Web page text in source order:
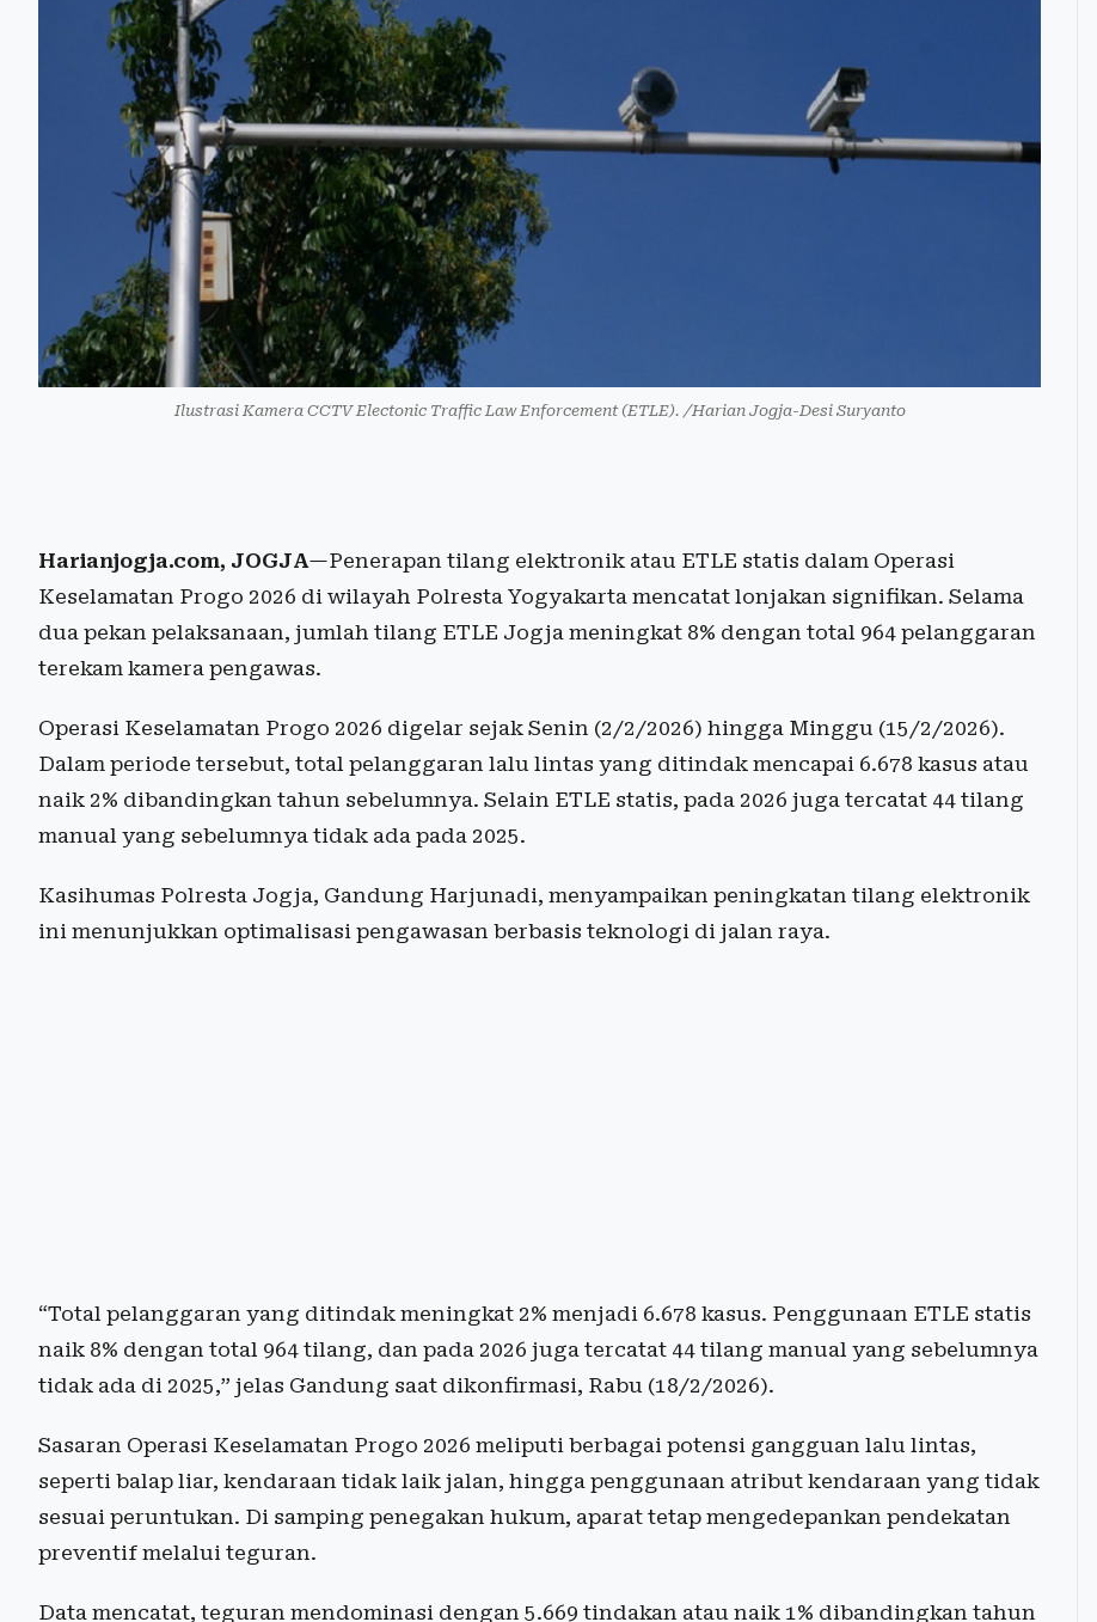
Ilustrasi Kamera CCTV Electonic Traffic Law Enforcement (ETLE). /Harian Jogja-Desi Suryanto
Harianjogja.com, JOGJA—Penerapan tilang elektronik atau ETLE statis dalam Operasi
Keselamatan Progo 2026 di wilayah Polresta Yogyakarta mencatat lonjakan signifikan. Selama
dua pekan pelaksanaan, jumlah tilang ETLE Jogja meningkat 8% dengan total 964 pelanggaran
terekam kamera pengawas.
Operasi Keselamatan Progo 2026 digelar sejak Senin (2/2/2026) hingga Minggu (15/2/2026).
Dalam periode tersebut, total pelanggaran lalu lintas yang ditindak mencapai 6.678 kasus atau
naik 2% dibandingkan tahun sebelumnya. Selain ETLE statis, pada 2026 juga tercatat 44 tilang
manual yang sebelumnya tidak ada pada 2025.
Kasihumas Polresta Jogja, Gandung Harjunadi, menyampaikan peningkatan tilang elektronik
ini menunjukkan optimalisasi pengawasan berbasis teknologi di jalan raya.
“Total pelanggaran yang ditindak meningkat 2% menjadi 6.678 kasus. Penggunaan ETLE statis
naik 8% dengan total 964 tilang, dan pada 2026 juga tercatat 44 tilang manual yang sebelumnya
tidak ada di 2025,” jelas Gandung saat dikonfirmasi, Rabu (18/2/2026).
Sasaran Operasi Keselamatan Progo 2026 meliputi berbagai potensi gangguan lalu lintas,
seperti balap liar, kendaraan tidak laik jalan, hingga penggunaan atribut kendaraan yang tidak
sesuai peruntukan. Di samping penegakan hukum, aparat tetap mengedepankan pendekatan
preventif melalui teguran.
Data mencatat, teguran mendominasi dengan 5.669 tindakan atau naik 1% dibandingkan tahun